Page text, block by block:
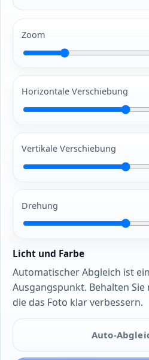
Zoom
Horizontale Verschiebung
Vertikale Verschiebung
Drehung
Licht und Farbe
Automatischer Abgleich ist
Ausgangspunkt. Behalten
die das Foto klar verbessern.
Auto-